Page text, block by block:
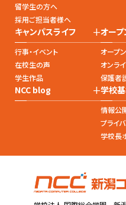
留学生の方へ
採用ご担当者様へ
キャンパスライフ +
行事・イベント
在校生の声
学生作品
オープ
オープ
オンラ
保護者
NCC blog +学校
情報公
プライ
学校長